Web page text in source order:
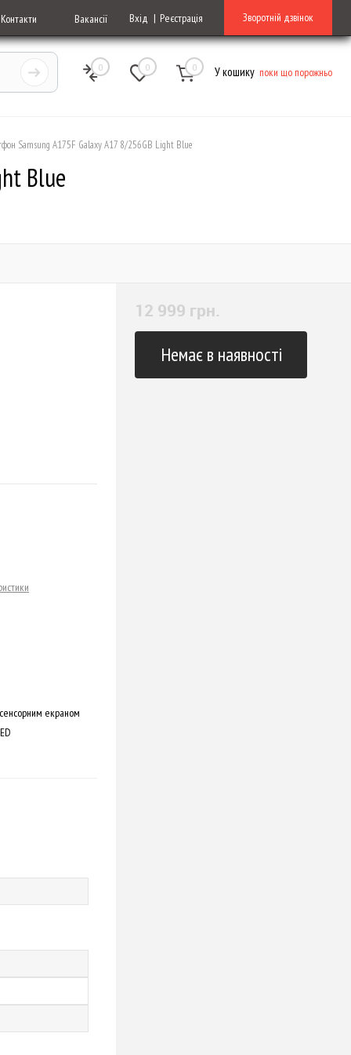
Контакти Вакансії Вхід Реєстрація Зворотній дзвінок
0 0 0 У кошику поки що порожньо
Samsung A175F Galaxy A17 8/256GB Light Blue
Blue
екраном
12 999 грн.
Немає в наявності